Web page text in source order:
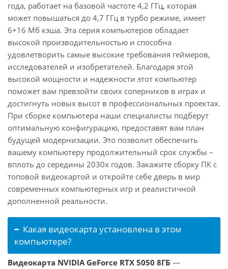
года, работает на базовой частоте 4,2 ГГц, которая
может повышаться до 4,7 ГГц в турбо режиме, имеет
6+16 Мб кэша. Эта серия компьютеров обладает
высокой производительностью и способна
удовлетворить самые высокие требования геймеров,
исследователей и изобретателей. Благодаря этой
высокой мощности и надежности этот компьютер
поможет вам превзойти своих соперников в играх и
достигнуть новых высот в профессиональных проектах.
При сборке компьютера наши специалисты подберут
оптимальную конфигурацию, предоставят вам план
будущей модернизации. Это позволит обеспечить
вашему компьютеру продолжительный срок службы –
вплоть до середины 2030х годов. Закажите сборку ПК с
топовой видеокартой и откройте себе дверь в мир
современных компьютерных игр и реалистичной
дополненной реальности.
Какая видеокарта установлена в этом
компьютере?
Видеокарта NVIDIA GeForce RTX 5050 8ГБ —